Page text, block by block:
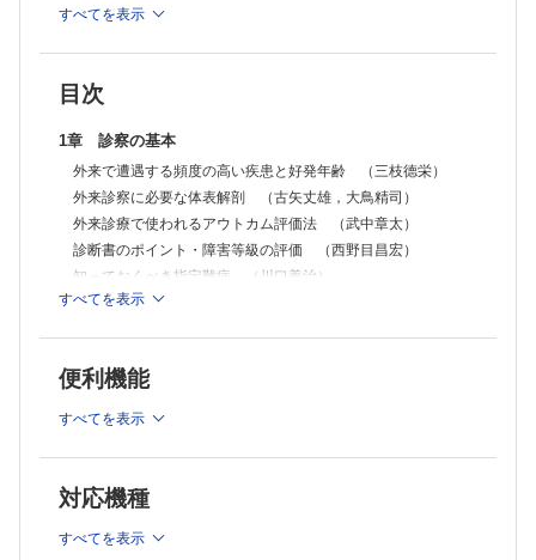
手根管症候群 （田鹿 毅）
COLUMN 運動ニューロン疾患を疑う4つのポイント （安藤哲朗）
5章 背中の痛み
診断のポイント （松本嘉寛）
感染 （高澤英嗣）
強直性脊椎炎 （門野夕峰）
COLUMN リウマチの脊椎 （宮本裕史）
6章 外傷による首・背中の痛み
診断のポイント （玉井孝司，高橋真治，寺井秀富）
外傷性頚部症候群（頚椎捻挫） （岡田英次朗）
圧迫骨折 （高橋真治，玉井孝司，寺井秀富）
びまん性特発性骨増殖症（DISH） （岡田英次朗）
歯突起骨折 （反町泰紀）
診断のポイント （藤原 靖）
運動ニューロン疾患 （園生雅弘）
頚椎症性脊髄症（CSM） （飯塚陽一）
脊柱靱帯骨化症（OPLL，OLF） （吉井俊貴，橋本 淳）
COLUMN OPLLは頚髄損傷のハイリスク （筑田博隆）
すべてを表示
目次
1章 診察の基本
外来で遭遇する頻度の高い疾患と好発年齢 （三枝德栄）
外来診察に必要な体表解剖 （古矢丈雄，大鳥精司）
外来診療で使われるアウトカム評価法 （武中章太）
診断書のポイント・障害等級の評価 （西野目昌宏）
知っておくべき指定難病 （川口善治）
COLUMN 腱反射の意義と検出法の工夫 （三原久範）
基本診察手技 （加藤 壯）
COLUMN MMTの評価のコツ （川野健一）
外来診療で知っておくべき画像検査の要点 （北村和也，須佐
診断のポイント （若尾典充）
頚椎症 （中西一義）
すべてを表示
便利機能
すべてを表示
対応機種
すべてを表示